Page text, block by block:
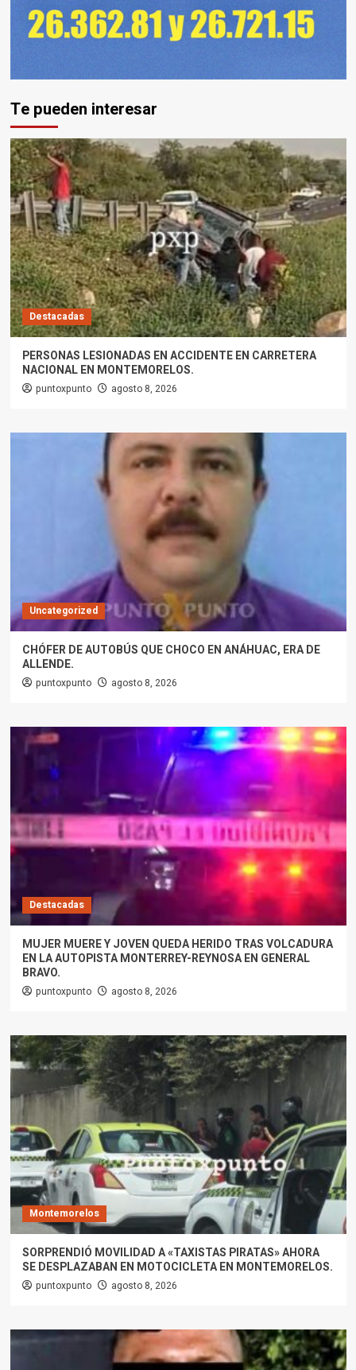
Te pueden interesar
Destacadas
PERSONAS LESIONADAS EN ACCIDENTE EN CARRETERA
NACIONAL EN MONTEMORELOS.
puntoxpunto agosto 8, 2026
Uncategorized
CHÓFER DE AUTOBÚS QUE CHOCO EN ANÁHUAC, ERA DE
ALLENDE.
puntoxpunto agosto 8, 2026
Destacadas
MUJER MUERE Y JOVEN QUEDA HERIDO TRAS VOLCADURA
EN LA AUTOPISTA MONTERREY-REYNOSA EN GENERAL
BRAVO.
puntoxpunto agosto 8, 2026
Montemorelos
SORPRENDIÓ MOVILIDAD A «TAXISTAS PIRATAS» AHORA
SE DESPLAZABAN EN MOTOCICLETA EN MONTEMORELOS.
puntoxpunto agosto 8, 2026